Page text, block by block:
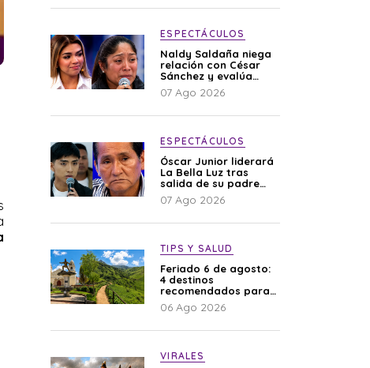
ESPECTÁCULOS
Naldy Saldaña niega
relación con César
Sánchez y evalúa
denunciar a su
esposa: “Es una
07 Ago 2026
ESPECTÁCULOS
Óscar Junior liderará
La Bella Luz tras
salida de su padre
por polémica con
Naldy Saldaña
07 Ago 2026
TIPS Y SALUD
Feriado 6 de agosto:
4 destinos
recomendados para
disfrutar el descanso
06 Ago 2026
VIRALES